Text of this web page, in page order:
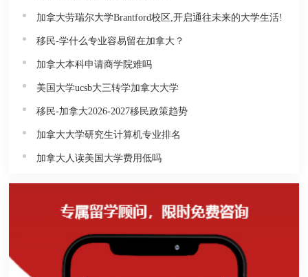
加拿大劳瑞尔大学Brantford校区,开启通往未来的大学生活!
移民-学什么专业容易留在加拿大？
加拿大本科申请商学院难吗
美国大学ucsb大三转学加拿大大学
移民-加拿大2026-2027移民政策趋势
加拿大大学研究生计算机专业排名
加拿大人读美国大学费用低吗